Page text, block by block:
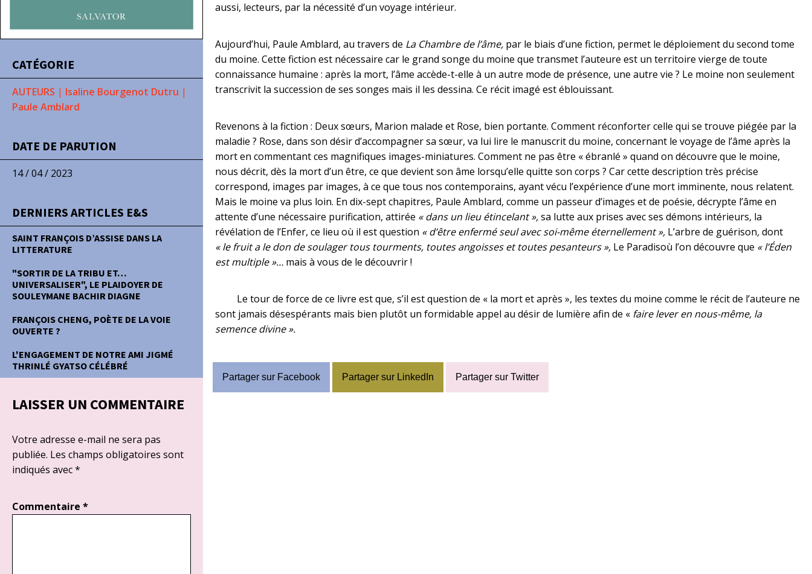
CATÉGORIE
AUTEURS | Isaline Bourgenot Dutru |
Paule Amblard
DATE DE PARUTION
14 / 04 / 2023
DERNIERS ARTICLES E&S
SAINT FRANÇOIS D’ASSISE DANS LA
LITTERATURE
"SORTIR DE LA TRIBU ET…
UNIVERSALISER", LE PLAIDOYER DE
SOULEYMANE BACHIR DIAGNE
FRANÇOIS CHENG, POÈTE DE LA VOIE
OUVERTE ?
L'ENGAGEMENT DE NOTRE AMI JIGMÉ
THRINLÉ GYATSO CÉLÉBRÉ
LAISSER UN COMMENTAIRE
Votre adresse e-mail ne sera pas
publiée. Les champs obligatoires sont
indiqués avec*
Commentaire *
aussi, lecteurs, par la nécessité d’un voyage intérieur.
Aujourd’hui, Paule Amblard, au travers de La Chambre de l’âme, par le biais d’une fiction, permet le déploiement du second tome
du moine. Cette fiction est nécessaire car le grand songe du moine que transmet l’auteure est un territoire vierge de toute
connaissance humaine : après la mort, l’âme accède-t-elle à un autre mode de présence, une autre vie ? Le moine non seulement
transcrivit la succession de ses songes mais il les dessina. Ce récit imagé est éblouissant.
Revenons à la fiction : Deux sœurs, Marion malade et Rose, bien portante. Comment réconforter celle qui se trouve piégée par la
maladie ? Rose, dans son désir d’accompagner sa sœur, va lui lire le manuscrit du moine, concernant le voyage de l’âme après la
mort en commentant ces magnifiques images-miniatures. Comment ne pas être « ébranlé » quand on découvre que le moine,
nous décrit, dès la mort d’un être, ce que devient son âme lorsqu’elle quitte son corps ? Car cette description très précise
correspond, images par images, à ce que tous nos contemporains, ayant vécu l’expérience d’une mort imminente, nous relatent.
Mais le moine va plus loin. En dix-sept chapitres, Paule Amblard, comme un passeur d’images et de poésie, décrypte l’âme en
attente d’une nécessaire purification, attirée « dans un lieu étincelant »,sa lutte aux prises avec ses démons intérieurs, la
révélation de l’Enfer, ce lieu où il est question « d’être enfermé seul avec soi-même éternellement », L’arbre de guérison,dont
« le fruit a le don de soulager tous tourments, toutes angoisses et toutes pesanteurs », Le Paradisoù l’on découvre que « l’Éden
est multiple »… mais à vous de le découvrir !
Le tour de force de ce livre est que, s’il est question de « la mort et après », les textes du moine comme le récit de l’auteure ne
sont jamais désespérants mais bien plutôt un formidable appel au désir de lumière afin de « faire lever en nous-même, la
semence divine ».
Partager sur Facebook Partager sur LinkedIn Partager sur Twitter